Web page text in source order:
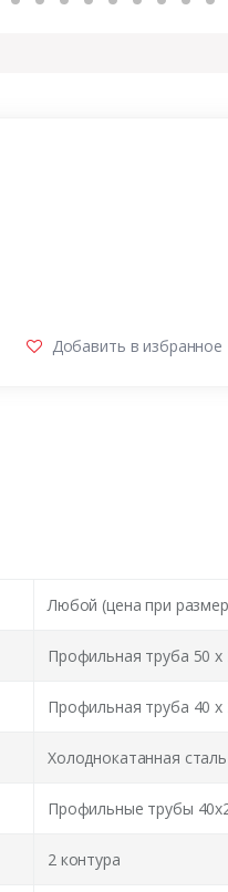
Добавить в избранное
Любой (цена при
Профильная труба 50 х
Профильная труба 40 х
Холоднокатанная
Профильные трубы
2 контура